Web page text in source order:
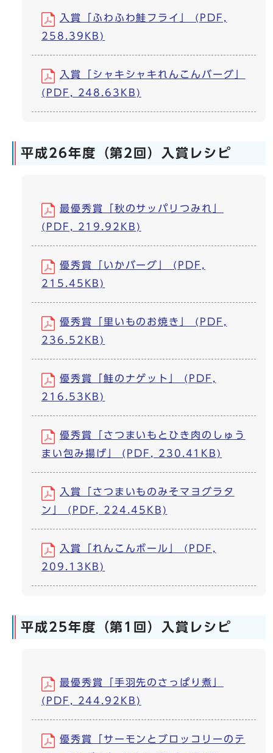
入賞「ふわふわ鮭フライ」 (PDF,
258.39KB)
入賞「シャキシャキれんこんバーグ」
(PDF, 248.63KB)
平成26年度（第2回）入賞レシピ
最優秀賞「秋のサッパリつみれ」
(PDF, 219.92KB)
優秀賞「いかバーグ」 (PDF,
215.45KB)
優秀賞「里いものお焼き」 (PDF,
236.52KB)
優秀賞「鮭のナゲット」 (PDF,
216.53KB)
優秀賞「さつまいもとひき肉のしゅう
まい包み揚げ」 (PDF, 230.41KB)
入賞「さつまいものみそマヨグラタ
ン」 (PDF, 224.45KB)
入賞「れんこんボール」 (PDF,
209.13KB)
平成25年度（第1回）入賞レシピ
最優秀賞「手羽先のさっぱり煮」
(PDF, 244.92KB)
優秀賞「サーモンとブロッコリーのテ